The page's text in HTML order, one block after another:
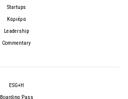
Startups
Καριέρα
Leadership
Commentary
ESG+H
Boarding Pass